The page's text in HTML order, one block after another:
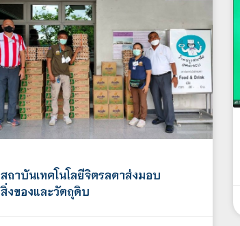
สถาบันเทคโนโลยีจิตรลดาส่งมอบ
สิ่งของและวัตถุดิบ